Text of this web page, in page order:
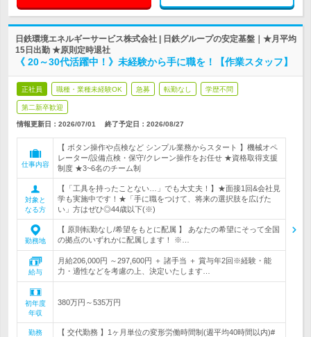
日鉄環境エネルギーサービス株式会社 | 日鉄グループの安定基盤｜★月平均
15日出勤 ★原則定時退社
《 20～30代活躍中！》未経験から手に職を！【作業スタッフ】
正社員 職種・業種未経験OK 急募 転勤なし 学歴不問
第二新卒歓迎
情報更新日：2026/07/01 終了予定日： 2026/08/27
仕事内容
【 ボタン操作や点検など シンプル業務からスタート 】機械オペ
レーター/設備点検・保守/クレーン操作をお任せ ★資格取得支援
制度 ★3~6名のチーム制
対象と
なる方
【「工具を持ったことない…」でも大丈夫！】★面接1回&会社見
学も実施中です！★「手に職をつけて、将来の選択肢を広げた
い」方はぜひ◎44歳以下(※)
勤務地
【 原則転勤なし/希望をもとに配属 】 あなたの希望にそって全国
の拠点のいずれかに配属します！ ※…
給与
月給206,000円 ～297,600円 ＋ 諸手当 ＋ 賞与年2回※経験・能
力・適性などを考慮の上、決定いたします…
初年度
年収
380万円～535万円
勤務
【 交代勤務 】1ヶ月単位の変形労働時間制(週平均40時間以内)#